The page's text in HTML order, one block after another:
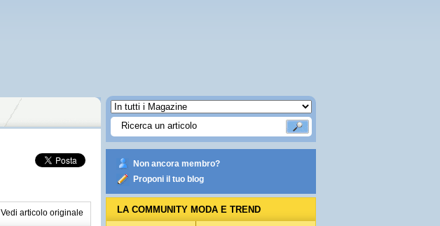
Vedi articolo originale
Non ancora membro?
Proponi il tuo blog
LA COMMUNITY MODA E TREND